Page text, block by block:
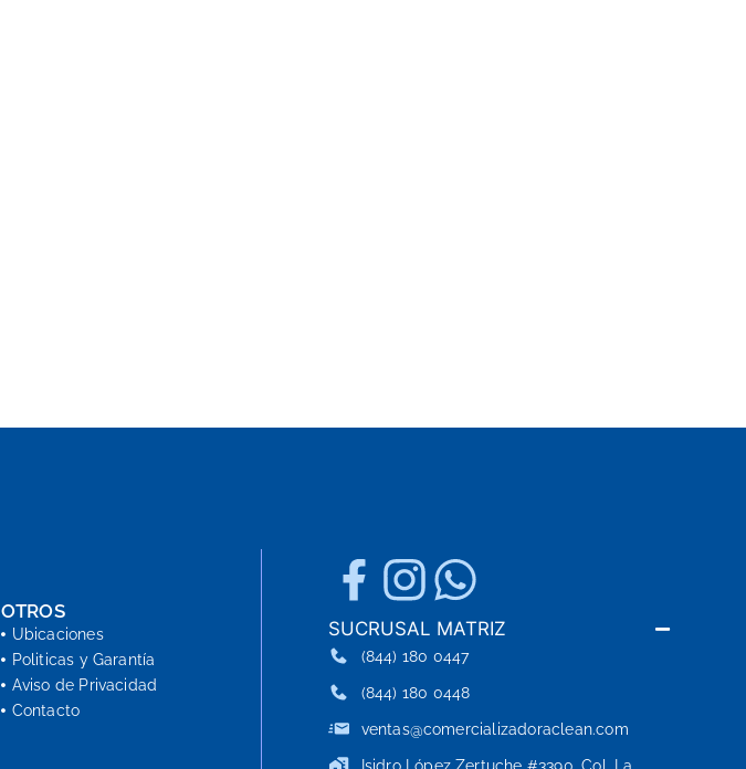
OTROS
Ubicaciones
Politicas y Garantía
Aviso de Privacidad
Contacto
SUCRUSAL MATRIZ
(844) 180 0447
(844) 180 0448
ventas@comercializadoraclean.com